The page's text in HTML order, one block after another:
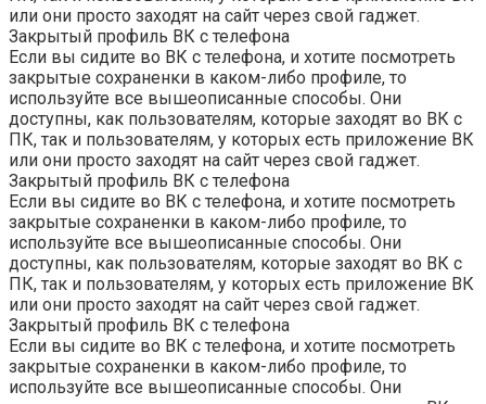
или они просто заходят на сайт через свой гаджет.
Закрытый профиль ВК с телефона
Если вы сидите во ВК с телефона, и хотите посмотреть
закрытые сохраненки в каком-либо профиле, то
используйте все вышеописанные способы. Они
доступны, как пользователям, которые заходят во ВК с
ПК, так и пользователям, у которых есть приложение ВК
или они просто заходят на сайт через свой гаджет.
Закрытый профиль ВК с телефона
Если вы сидите во ВК с телефона, и хотите посмотреть
закрытые сохраненки в каком-либо профиле, то
используйте все вышеописанные способы. Они
доступны, как пользователям, которые заходят во ВК с
ПК, так и пользователям, у которых есть приложение ВК
или они просто заходят на сайт через свой гаджет.
Закрытый профиль ВК с телефона
Если вы сидите во ВК с телефона, и хотите посмотреть
закрытые сохраненки в каком-либо профиле, то
используйте все вышеописанные способы. Они